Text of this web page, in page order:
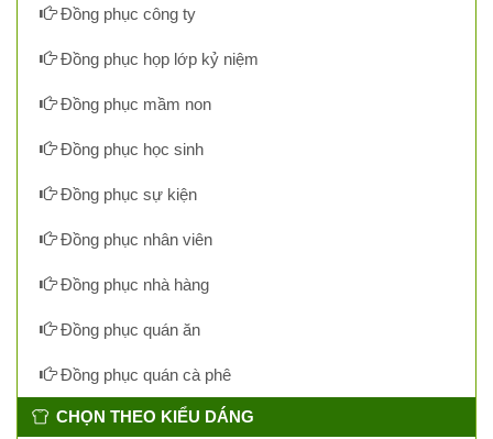
Đồng phục công ty
Đồng phục họp lớp kỷ niệm
Đồng phục mầm non
Đồng phục học sinh
Đồng phục sự kiện
Đồng phục nhân viên
Đồng phục nhà hàng
Đồng phục quán ăn
Đồng phục quán cà phê
CHỌN THEO KIỂU DÁNG